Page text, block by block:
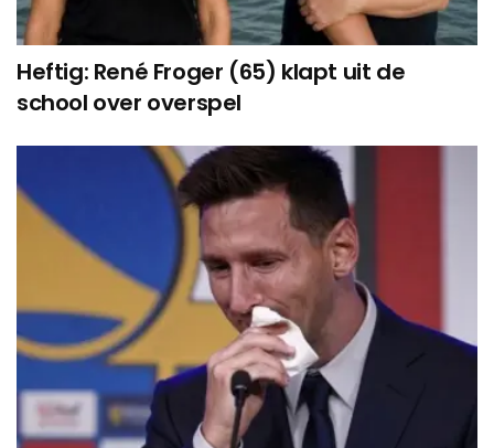
Heftig: René Froger (65) klapt uit de
school over overspel